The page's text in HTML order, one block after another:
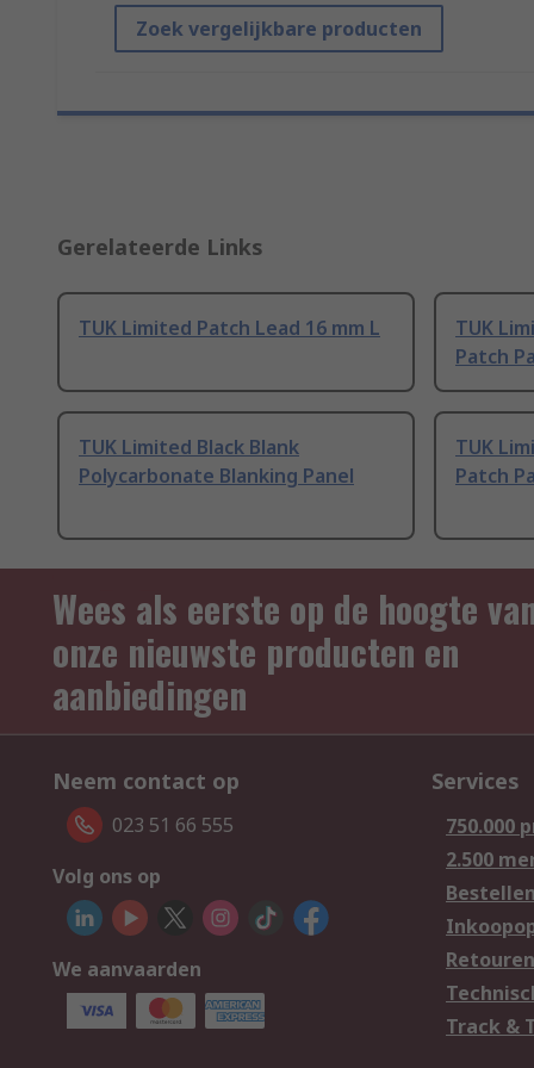
Zoek vergelijkbare producten
Gerelateerde Links
TUK Limited Patch Lead 16 mm L
TUK
Patch
TUK Limited Black Blank
Polycarbonate Blanking Panel
TUK
Patch
Wees als eerste op de hoogte
onze nieuwste producten en
aanbiedingen
Neem contact op
023 51 66 555
Volg ons op
We aanvaarden
Services
750.000
2.500
Bestellen
Retouren
Track &